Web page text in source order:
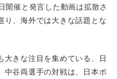
開催と発言した動画は拡散さ
り、海外では大きな話題とな
大きな注目を集めている、日
中谷両選手の対戦は、日本ボ